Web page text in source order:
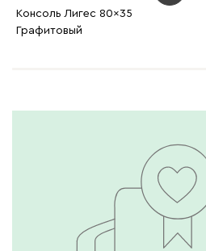
Консоль Лигес 80x35
Графитовый